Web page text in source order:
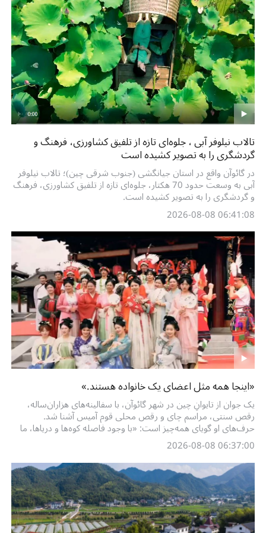
تالاب نیلوفر آبی ، جلوه‌ای تازه از تلفیق کشاورزی، فرهنگ و
گردشگری را به تصویر کشیده است
در گائوآن واقع در استان جیانگشی (جنوب شرقی چین)؛ تالاب نیلوفر
آبی به وسعت حدود 70 هکتار، جلوه‌ای تازه از تلفیق کشاورزی، فرهنگ
و گردشگری را به تصویر کشیده است.
06:41:08 2026-08-08
«اینجا همه مثل اعضای یک خانواده هستند.»
یک جوان از تایوانِ چین در شهر گائوآن، با سفالینه‌های هزاران‌ساله،
رقص سنتی، مراسم چای و رقص محلی قوم آمیس آشنا شد.
حرف‌های او گویای همه‌چیز است: «با وجود فاصله کوه‌ها و دریاها، ما
همه یک خانواده‌ایم.»
06:37:00 2026-08-08